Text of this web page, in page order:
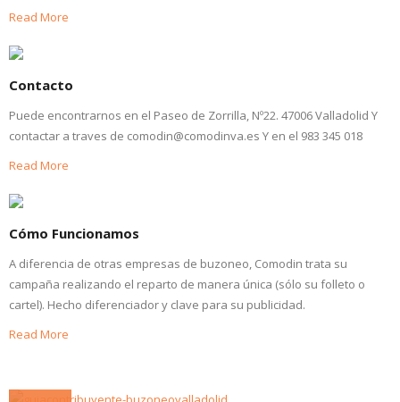
- Buzoneo
- Plegados y Ensobrados
- Reparto Perching/Poming
- Distribución Publicaciones
Solicitar Servicios
Read More
Contacto
Puede encontrarnos en el Paseo de Zorrilla, Nº22. 47006 Valladolid Y
contactar a traves de comodin@comodinva.es Y en el 983 345 018
Read More
Cómo Funcionamos
A diferencia de otras empresas de buzoneo, Comodin trata su
campaña realizando el reparto de manera única (sólo su folleto o
cartel). Hecho diferenciador y clave para su publicidad.
Read More